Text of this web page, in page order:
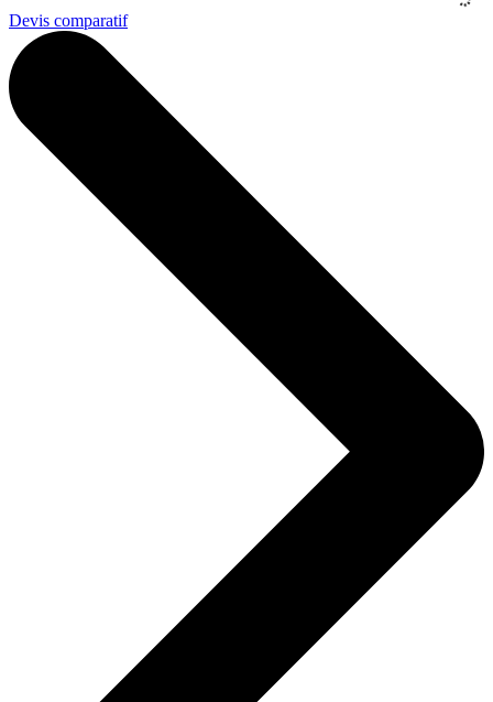
Devis comparatif